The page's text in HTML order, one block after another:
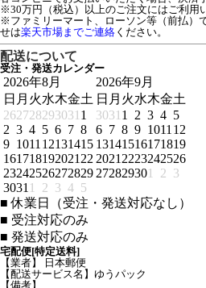
※30万円（税込）以上のご注文にはご利用
※ファミリーマート、ローソン等（前払）
せは楽天市場までご連絡 ください。
配送について
受注・発送カレンダー
2026年8月
日 月 火水木金土
262728293031 1
2 3 4 5 6 7 8
9 1011 12131415
161718192021 22
23242526272829
3031 1 2 3 4 5
2026年9月
日 月 火水木金土
3031 1 2 3 4 5
6 7 8 9 1011 12
13141516171819
2021 2223242526
272829301 2 3
■ 休業日（受注・発送対応なし）
■ 受注対応のみ
■ 発送対応のみ
宅配便[特定送料]
【業者】 日本郵便
【配送サービス名】ゆうパック
【備考】